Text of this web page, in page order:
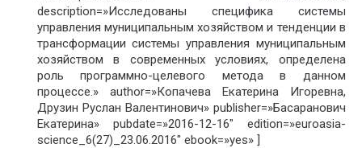
description=»Исследованы специфика системы
управления муниципальным хозяйством и тенденции в
трансформации системы управления муниципальным
хозяйством в современных условиях, определена
роль программно-целевого метода в данном
процессе.» author=»Копачева Екатерина Игоревна,
Друзин Руслан Валентинович» publisher=»Басаранович
Екатерина» pubdate=»2016-12-16″ edition=»euroasia-
science_6(27)_23.06.2016″ ebook=»yes» ]